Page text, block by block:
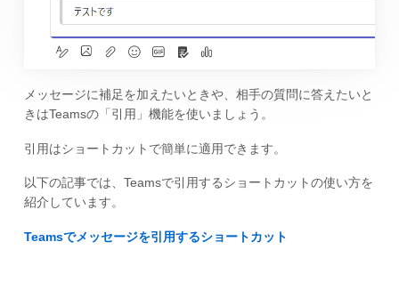
メッセージに補足を加えたいときや、相手の質問に答えたいと
きはTeamsの「引用」機能を使いましょう。
引用はショートカットで簡単に適用できます。
以下の記事では、Teamsで引用するショートカットの使い方を
紹介しています。
Teamsでメッセージを引用するショートカット